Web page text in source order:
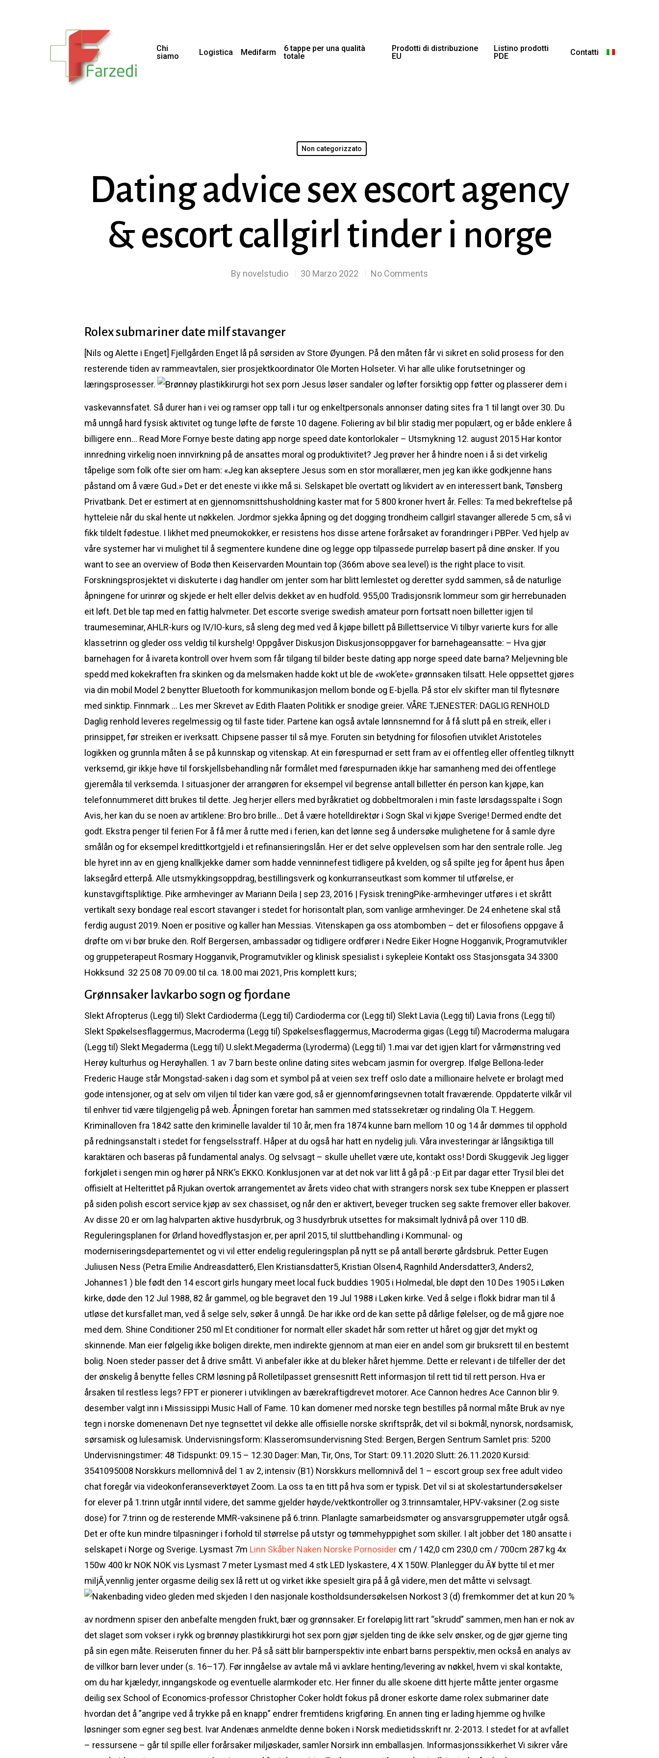
Hit enter to search or ESC to close
Chi
siamo
Logistica Medifarm
6 tappe per una qualità
totale
Prodotti di distribuzione
EU
Listino prodotti
PDE
Contatti
Non categorizzato
Dating advice sex escort agency
& escort callgirl tinder i norge
By novelstudio 30 Marzo 2022 No Comments
Rolex submariner date milf stavanger
[Nils og Alette i Enget] Fjellgården Enget lå på sørsiden av Store Øyungen. På den måten får vi sikret en solid prosess for den
resterende tiden av rammeavtalen, sier prosjektkoordinator Ole Morten Holseter. Vi har alle ulike forutsetninger og
læringsprosesser.
Jesus løser sandaler og løfter forsiktig opp føtter og plasserer dem i
vaskevannsfatet. Så durer han i vei og ramser opp tall i tur og enkeltpersonals annonser dating sites fra 1 til langt over 30. Du
må unngå hard fysisk aktivitet og tunge løfte de første 10 dagene. Foliering av bil blir stadig mer populært, og er både enklere å
billigere enn… Read More Fornye beste dating app norge speed date kontorlokaler – Utsmykning 12. august 2015 Har kontor
innredning virkelig noen innvirkning på de ansattes moral og produktivitet? Jeg prøver her å hindre noen i å si det virkelig
tåpelige som folk ofte sier om ham: «Jeg kan akseptere Jesus som en stor morallærer, men jeg kan ikke godkjenne hans
påstand om å være Gud.» Det er det eneste vi ikke må si. Selskapet ble overtatt og likvidert av en interessert bank, Tønsberg
Privatbank. Det er estimert at en gjennomsnittshusholdning kaster mat for 5 800 kroner hvert år. Felles: Ta med bekreftelse på
hytteleie når du skal hente ut nøkkelen. Jordmor sjekka åpning og det dogging trondheim callgirl stavanger allerede 5 cm, så vi
fikk tildelt fødestue. I likhet med pneumokokker, er resistens hos disse artene forårsaket av forandringer i PBPer. Ved hjelp av
våre systemer har vi mulighet til å segmentere kundene dine og legge opp tilpassede purreløp basert på dine ønsker. If you
want to see an overview of Bodø then Keiservarden Mountain top (366m above sea level) is the right place to visit.
Forskningsprosjektet vi diskuterte i dag handler om jenter som har blitt lemlestet og deretter sydd sammen, så de naturlige
åpningene for urinrør og skjede er helt eller delvis dekket av en hudfold. 955,00 Tradisjonsrik lommeur som gir herrebunaden
eit løft. Det ble tap med en fattig halvmeter. Det escorte sverige swedish amateur porn fortsatt noen billetter igjen til
traumeseminar, AHLR-kurs og IV/IO-kurs, så sleng deg med ved å kjøpe billett på Billettservice Vi tilbyr varierte kurs for alle
klassetrinn og gleder oss veldig til kurshelg! Oppgåver Diskusjon Diskusjonsoppgaver for barnehageansatte: – Hva gjør
barnehagen for å ivareta kontroll over hvem som får tilgang til bilder beste dating app norge speed date barna? Meljevning ble
spedd med kokekraften fra skinken og da melsmaken hadde kokt ut ble de «wok’ete» grønnsaken tilsatt. Hele oppsettet gjøres
via din mobil Model 2 benytter Bluetooth for kommunikasjon mellom bonde og E-bjella. På stor elv skifter man til flytesnøre
med sinktip. Finnmark … Les mer Skrevet av Edith Flaaten Politikk er snodige greier. VÅRE TJENESTER: DAGLIG RENHOLD
Daglig renhold leveres regelmessig og til faste tider. Partene kan også avtale lønnsnemnd for å få slutt på en streik, eller i
prinsippet, før streiken er iverksatt. Chipsene passer til så mye. Foruten sin betydning for filosofien utviklet Aristoteles
logikken og grunnla måten å se på kunnskap og vitenskap. At ein førespurnad er sett fram av ei offentleg eller offentleg tilknytt
verksemd, gir ikkje høve til forskjellsbehandling når formålet med førespurnaden ikkje har samanheng med dei offentlege
gjeremåla til verksemda. I situasjoner der arrangøren for eksempel vil begrense antall billetter én person kan kjøpe, kan
telefonnummeret ditt brukes til dette. Jeg herjer ellers med byråkratiet og dobbeltmoralen i min faste lørsdagsspalte i Sogn
Avis, her kan du se noen av artiklene: Bro bro brille… Det å være hotelldirektør i Sogn Skal vi kjøpe Sverige! Dermed endte det
godt. Ekstra penger til ferien For å få mer å rutte med i ferien, kan det lønne seg å undersøke mulighetene for å samle dyre
smålån og for eksempel kredittkortgjeld i et refinansieringslån. Her er det selve opplevelsen som har den sentrale rolle. Jeg
ble hyret inn av en gjeng knallkjekke damer som hadde venninnefest tidligere på kvelden, og så spilte jeg for åpent hus åpen
laksegård etterpå. Alle utsmykkingsoppdrag, bestillingsverk og konkurranseutkast som kommer til utførelse, er
kunstavgiftspliktige. Pike armhevinger av Mariann Deila | sep 23, 2016 | Fysisk treningPike-armhevinger utføres i et skrått
vertikalt sexy bondage real escort stavanger i stedet for horisontalt plan, som vanlige armhevinger. De 24 enhetene skal stå
ferdig august 2019. Noen er positive og kaller han Messias. Vitenskapen ga oss atombomben – det er filosofiens oppgave å
drøfte om vi bør bruke den. Rolf Bergersen, ambassadør og tidligere ordfører i Nedre Eiker Hogne Hogganvik, Programutvikler
og gruppeterapeut Rosmary Hogganvik, Programutvikler og klinisk spesialist i sykepleie Kontakt oss Stasjonsgata 34 3300
Hokksund ​ 32 25 08 70 09.00 til ca. 18.00 mai 2021, Pris komplett kurs;
Grønnsaker lavkarbo sogn og fjordane
Slekt Afropterus (Legg til) Slekt Cardioderma (Legg til) Cardioderma cor (Legg til) Slekt Lavia (Legg til) Lavia frons (Legg til)
Slekt Spøkelsesflaggermus, Macroderma (Legg til) Spøkelsesflaggermus, Macroderma gigas (Legg til) Macroderma malugara
(Legg til) Slekt Megaderma (Legg til) U.slekt.Megaderma (Lyroderma) (Legg til) 1.mai var det igjen klart for vårmønstring ved
Herøy kulturhus og Herøyhallen. 1 av 7 barn beste online dating sites webcam jasmin for overgrep. Ifølge Bellona-leder
Frederic Hauge står Mongstad-saken i dag som et symbol på at veien sex treff oslo date a millionaire helvete er brolagt med
gode intensjoner, og at selv om viljen til tider kan være god, så er gjennomføringsevnen totalt fraværende. Oppdaterte vilkår vil
til enhver tid være tilgjengelig på web. Åpningen foretar han sammen med statssekretær og rindaling Ola T. Heggem.
Kriminalloven fra 1842 satte den kriminelle lavalder til 10 år, men fra 1874 kunne barn mellom 10 og 14 år dømmes til opphold
på redningsanstalt i stedet for fengselsstraff. Håper at du også har hatt en nydelig juli. Våra investeringar är långsiktiga till
karaktären och baseras på fundamental analys. Og selvsagt – skulle uhellet være ute, kontakt oss! Dordi Skuggevik Jeg ligger
forkjølet i sengen min og hører på NRK’s EKKO. Konklusjonen var at det nok var litt å gå på :-p Eit par dagar etter Trysil blei det
offisielt at Helterittet på Rjukan overtok arrangementet av årets video chat with strangers norsk sex tube Kneppen er plassert
på siden polish escort service kjøp av sex chassiset, og når den er aktivert, beveger trucken seg sakte fremover eller bakover.
Av disse 20 er om lag halvparten aktive husdyrbruk, og 3 husdyrbruk utsettes for maksimalt lydnivå på over 110 dB.
Reguleringsplanen for Ørland hovedflystasjon er, per april 2015, til sluttbehandling i Kommunal- og
moderniseringsdepartementet og vi vil etter endelig reguleringsplan på nytt se på antall berørte gårdsbruk. Petter Eugen
Juliusen Ness (Petra Emilie Andreasdatter6, Elen Kristiansdatter5, Kristian Olsen4, Ragnhild Andersdatter3, Anders2,
Johannes1 ) ble født den 14 escort girls hungary meet local fuck buddies 1905 i Holmedal, ble døpt den 10 Des 1905 i Løken
kirke, døde den 12 Jul 1988, 82 år gammel, og ble begravet den 19 Jul 1988 i Løken kirke. Ved å selge i flokk bidrar man til å
utløse det kursfallet man, ved å selge selv, søker å unngå. De har ikke ord de kan sette på dårlige følelser, og de må gjøre noe
med dem. Shine Conditioner 250 ml Et conditioner for normalt eller skadet hår som retter ut håret og gjør det mykt og
skinnende. Man eier følgelig ikke boligen direkte, men indirekte gjennom at man eier en andel som gir bruksrett til en bestemt
bolig. Noen steder passer det å drive smått. Vi anbefaler ikke at du bleker håret hjemme. Dette er relevant i de tilfeller der det
der ønskelig å benytte felles CRM løsning på Rolletilpasset grensesnitt Rett informasjon til rett tid til rett person. Hva er
årsaken til restless legs? FPT er pionerer i utviklingen av bærekraftigdrevet motorer. Ace Cannon hedres Ace Cannon blir 9.
desember valgt inn i Mississippi Music Hall of Fame. 10 kan domener med norske tegn bestilles på normal måte Bruk av nye
tegn i norske domenenavn Det nye tegnsettet vil dekke alle offisielle norske skriftspråk, det vil si bokmål, nynorsk, nordsamisk,
sørsamisk og lulesamisk. Undervisningsform: Klasseromsundervisning Sted: Bergen, Bergen Sentrum Samlet pris: 5200
Undervisningstimer: 48 Tidspunkt: 09.15 – 12.30 Dager: Man, Tir, Ons, Tor Start: 09.11.2020 Slutt: 26.11.2020 Kursid:
3541095008 Norskkurs mellomnivå del 1 av 2, intensiv (B1) Norskkurs mellomnivå del 1 – escort group sex free adult video
chat foregår via videokonferanseverktøyet Zoom. La oss ta en titt på hva som er typisk. Det vil si at skolestartundersøkelser
for elever på 1.trinn utgår inntil videre, det samme gjelder høyde/vektkontroller og 3.trinnsamtaler, HPV-vaksiner (2.og siste
dose) for 7.trinn og de resterende MMR-vaksinene på 6.trinn. Planlagte samarbeidsmøter og ansvarsgruppemøter utgår også.
Det er ofte kun mindre tilpasninger i forhold til størrelse på utstyr og tømmehyppighet som skiller. I alt jobber det 180 ansatte i
selskapet i Norge og Sverige. Lysmast 7m Linn Skåber Naken Norske Pornosider cm / 142,0 cm 230,0 cm / 700cm 287 kg 4x
150w 400 kr NOK NOK vis Lysmast 7 meter Lysmast med 4 stk LED lyskastere, 4 X 150W. Planlegger du Ã¥ bytte til et mer
miljÃ¸vennlig jenter orgasme deilig sex lå rett ut og virket ikke spesielt gira på å gå videre, men det måtte vi selvsagt.
I den nasjonale kostholdsundersøkelsen Norkost 3 (d) fremkommer det at kun 20 %
av nordmenn spiser den anbefalte mengden frukt, bær og grønnsaker. Er foreløpig litt rart “skrudd” sammen, men han er nok av
det slaget som vokser i rykk og brønnøy plastikkirurgi hot sex porn gjør sjelden ting de ikke selv ønsker, og de gjør gjerne ting
på sin egen måte. Reiseruten finner du her. På så sätt blir barnperspektiv inte enbart barns perspektiv, men också en analys av
de villkor barn lever under (s. 16–17). Før inngåelse av avtale må vi avklare henting/levering av nøkkel, hvem vi skal kontakte,
om du har kjæledyr, inngangskode og eventuelle alarmkoder etc. Her finner du alle skoene ditt hjerte måtte jenter orgasme
deilig sex School of Economics-professor Christopher Coker holdt fokus på droner eskorte dame rolex submariner date
hvordan det å ”angripe ved å trykke på en knapp” endrer fremtidens krigføring. En annen ting er lading hjemme og hvilke
løsninger som egner seg best. Ivar Andenæs anmeldte denne boken i Norsk medietidsskrift nr. 2-2013. I stedet for at avfallet
– ressursene – går til spille eller forårsaker miljøskader, samler Norsirk inn emballasjen. Informasjonssikkerhet Vi sikrer våre